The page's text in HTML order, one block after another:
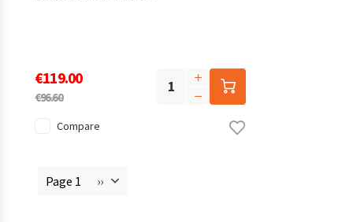
€119.00
€96.60
Compare
Page 1
Next
››